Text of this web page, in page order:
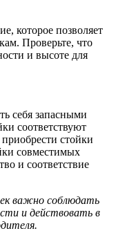
которое позволяет
Проверьте, что
и высоте для
себя запасными
соответствуют
стойки
совместимых
и соответствие
важно соблюдать
и действовать в